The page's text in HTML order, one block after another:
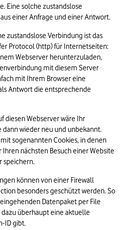
Eine solche zustandslose
einer Anfrage und einer Antwort.
zustandslose Verbindung ist das
Protocol (http) für Internetseiten:
Webserver herunterzuladen,
mit diesem Server
mit Ihrem Browser eine
Antwort die entsprechende
diesen Webserver wäre Ihr
wieder neu und unbekannt.
sogenannten Cookies, in denen
nächsten Besuch einer Website
speichern.
können von einer Firewall
besonders geschützt werden. So
Datenpaket per File
überhaupt eine aktuelle
ID gibt.